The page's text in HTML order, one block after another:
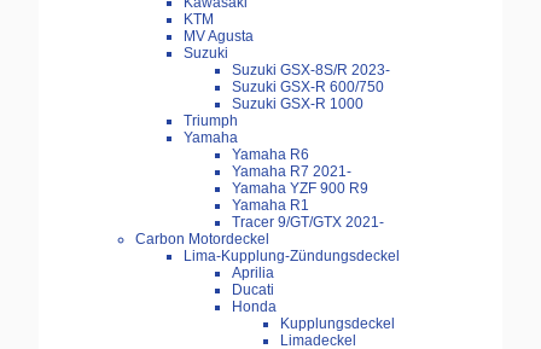
KTM
MV Agusta
Suzuki
Suzuki GSX-8S/R 2023-
Suzuki GSX-R 600/750
Suzuki GSX-R 1000
Triumph
Yamaha
Yamaha R6
Yamaha R7 2021-
Yamaha YZF 900 R9
Yamaha R1
Tracer 9/GT/GTX 2021-
Carbon Motordeckel
Lima-Kupplung-Zündungsdeckel
Aprilia
Ducati
Honda
Kupplungsdeckel
Limadeckel